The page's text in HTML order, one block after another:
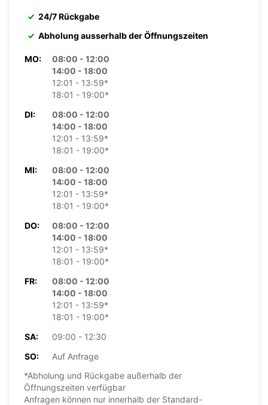
24/7 Rückgabe
Abholung ausserhalb der Öffnungszeiten
MO:
08:00 - 12:00
14:00 - 18:00
12:01 - 13:59*
18:01 - 19:00*
DI:
08:00 - 12:00
14:00 - 18:00
12:01 - 13:59*
18:01 - 19:00*
MI:
08:00 - 12:00
14:00 - 18:00
12:01 - 13:59*
18:01 - 19:00*
DO:
08:00 - 12:00
14:00 - 18:00
12:01 - 13:59*
18:01 - 19:00*
FR:
08:00 - 12:00
14:00 - 18:00
12:01 - 13:59*
18:01 - 19:00*
SA:
09:00 - 12:30
SO:
Auf Anfrage
*Abholung und Rückgabe außerhalb der
Öffnungszeiten verfügbar
Anfragen können nur innerhalb der Standard-